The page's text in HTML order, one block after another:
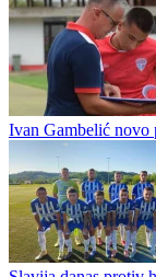
Prvoligaški okršaj
Sutjeska iz Foče i
utakmicu na